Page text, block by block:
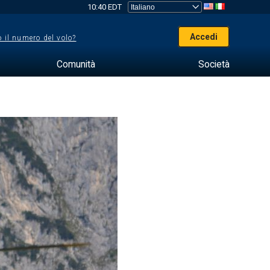
10:40 EDT
il numero del volo? Accedi
Comunità Società